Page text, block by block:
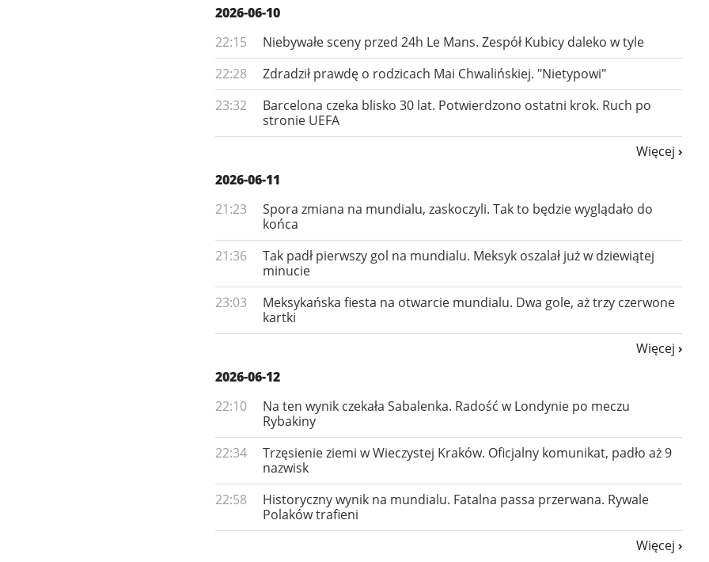
2026-06-10
22:15
Niebywałe sceny przed 24h Le Mans. Zespół Kubicy daleko w tyle
22:28
Zdradził prawdę o rodzicach Mai Chwalińskiej. "Nietypowi"
23:32
Barcelona czeka blisko 30 lat. Potwierdzono ostatni krok. Ruch po
stronie UEFA
Więcej
2026-06-11
21:23
Spora zmiana na mundialu, zaskoczyli. Tak to będzie wyglądało do
końca
21:36
Tak padł pierwszy gol na mundialu. Meksyk oszalał już w dziewiątej
minucie
23:03
Meksykańska fiesta na otwarcie mundialu. Dwa gole, aż trzy czerwone
kartki
Więcej
2026-06-12
22:10
Na ten wynik czekała Sabalenka. Radość w Londynie po meczu
Rybakiny
22:34
Trzęsienie ziemi w Wieczystej Kraków. Oficjalny komunikat, padło aż 9
nazwisk
22:58
Historyczny wynik na mundialu. Fatalna passa przerwana. Rywale
Polaków trafieni
Więcej